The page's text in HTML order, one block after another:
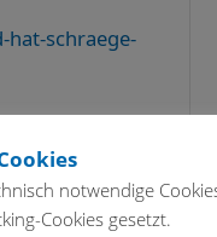
schraege-
notwendige
Cookies gesetzt.